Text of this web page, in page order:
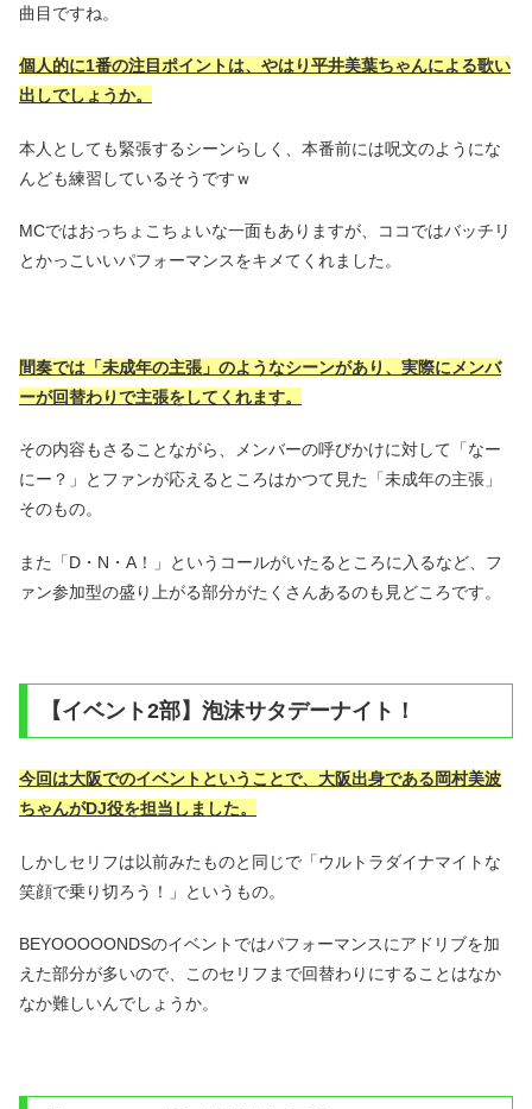
曲目ですね。
個人的に1番の注目ポイントは、やはり平井美葉ちゃんによる歌い
出しでしょうか。
本人としても緊張するシーンらしく、本番前には呪文のようにな
んども練習しているそうですｗ
MCではおっちょこちょいな一面もありますが、ココではバッチリ
とかっこいいパフォーマンスをキメてくれました。
間奏では「未成年の主張」のようなシーンがあり、実際にメンバ
ーが回替わりで主張をしてくれます。
その内容もさることながら、メンバーの呼びかけに対して「なー
にー？」とファンが応えるところはかつて見た「未成年の主張」
そのもの。
また「D・N・A！」というコールがいたるところに入るなど、フ
ァン参加型の盛り上がる部分がたくさんあるのも見どころです。
【イベント2部】泡沫サタデーナイト！
今回は大阪でのイベントということで、大阪出身である岡村美波
ちゃんがDJ役を担当しました。
しかしセリフは以前みたものと同じで「ウルトラダイナマイトな
笑顔で乗り切ろう！」というもの。
BEYOOOOONDSのイベントではパフォーマンスにアドリブを加
えた部分が多いので、このセリフまで回替わりにすることはなか
なか難しいんでしょうか。